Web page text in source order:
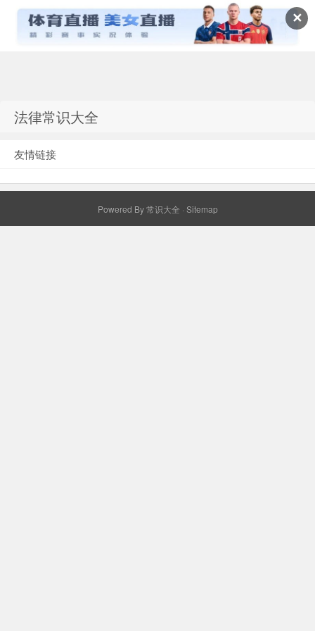
✕
法律常识大全
友情链接
Powered By常识大全 · Sitemap